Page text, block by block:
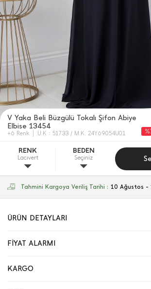
V Yaka Beli Büzgülü Tokalı Şifon Abiye
Elbise 13454
+6 Renk Ü.K : 51733 / M.K. 24Y69054U01
RENK
Lacıvert
BEDEN
Seçiniz
Tahmini Kargoya Veriliş Tarihi : 10 Ağustos -
ÜRÜN DETAYLARI
FİYAT ALARMI
KARGO